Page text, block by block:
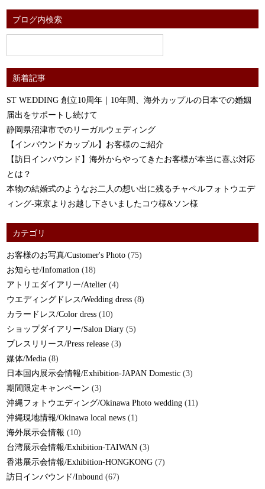
ブログ内検索
新着記事
ST WEDDING 創立10周年｜10年間、海外カップルの日本での婚姻
届出をサポートし続けて
静岡県沼津市でのリーガルウェディング
【インバウンドカップル】お客様のご紹介
【訪日インバウンド】海外からやってきたお客様が本当に喜ぶ対応
とは？
本物の結婚式のようなお二人の想い出に残るチャペルフォトウエデ
ィング-東京よりお越し下さいましたコウ様&ソン様
カテゴリ
お客様のお写真/Customer's Photo (75)
お知らせ/Infomation (18)
アトリエダイアリー/Atelier (4)
ウエディングドレス/Wedding dress (8)
カラードレス/Color dress (10)
ショップダイアリー/Salon Diary (5)
プレスリリース/Press release (3)
媒体/Media (8)
日本国内展示会情報/Exhibition-JAPAN Domestic (3)
期間限定キャンペーン (3)
沖縄フォトウエディング/Okinawa Photo wedding (11)
沖縄現地情報/Okinawa local news (1)
海外展示会情報 (10)
台湾展示会情報/Exhibition-TAIWAN (3)
香港展示会情報/Exhibition-HONGKONG (7)
訪日インバウンド/Inbound (67)